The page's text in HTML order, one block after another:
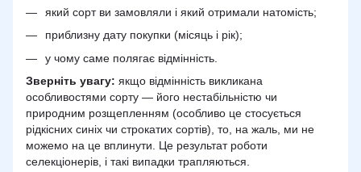
який сорт ви замовляли і який отримали натомість;
приблизну дату покупки (місяць і рік);
у чому саме полягає відмінність.
Зверніть увагу: якщо відмінність викликана
особливостями сорту — його нестабільністю чи
природним розщепленням (особливо це стосується
рідкісних синіх чи строкатих сортів), то, на жаль, ми не
можемо на це вплинути. Це результат роботи
селекціонерів, і такі випадки трапляються.